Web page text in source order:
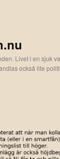
Livet i en sjuk
också lite